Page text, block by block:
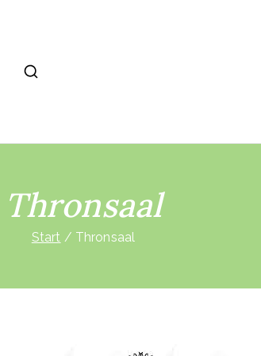
Thronsaal
Start Thronsaal